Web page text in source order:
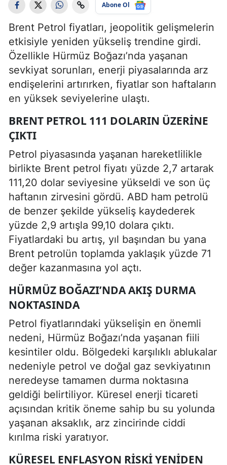
Abone Ol
Brent Petrol fiyatları, jeopolitik gelişmelerin
etkisiyle yeniden yükseliş trendine girdi.
Özellikle Hürmüz Boğazı’nda yaşanan
sevkiyat sorunları, enerji piyasalarında arz
endişelerini artırırken, fiyatlar son haftaların
en yüksek seviyelerine ulaştı.
BRENT PETROL 111 DOLARIN ÜZERINE
ÇIKTI
Petrol piyasasında yaşanan hareketlilikle
birlikte Brent petrol fiyatı yüzde 2,7 artarak
111,20 dolar seviyesine yükseldi ve son üç
haftanın zirvesini gördü. ABD ham petrolü
de benzer şekilde yükseliş kaydederek
yüzde 2,9 artışla 99,10 dolara çıktı.
Fiyatlardaki bu artış, yıl başından bu yana
Brent petrolün toplamda yaklaşık yüzde 71
değer kazanmasına yol açtı.
HÜRMÜZ BOĞAZI’NDA AKIŞ DURMA
NOKTASINDA
Petrol fiyatlarındaki yükselişin en önemli
nedeni, Hürmüz Boğazı’nda yaşanan fiili
kesintiler oldu. Bölgedeki karşılıklı ablukalar
nedeniyle petrol ve doğal gaz sevkiyatının
neredeyse tamamen durma noktasına
geldiği belirtiliyor. Küresel enerji ticareti
açısından kritik öneme sahip bu su yolunda
yaşanan aksaklık, arz zincirinde ciddi
kırılma riski yaratıyor.
KÜRESEL ENFLASYON RISKI YENIDEN